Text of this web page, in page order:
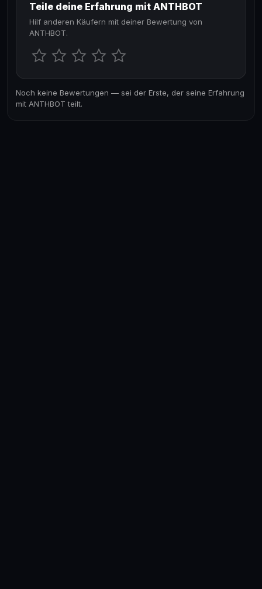
Teile deine Erfahrung mit ANTHBOT
Hilf anderen Käufern mit deiner Bewertung von
ANTHBOT.
Noch keine Bewertungen — sei der Erste, der seine Erfahrung
mit ANTHBOT teilt.